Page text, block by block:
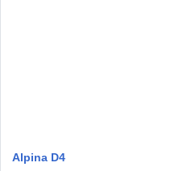
Alpina D4